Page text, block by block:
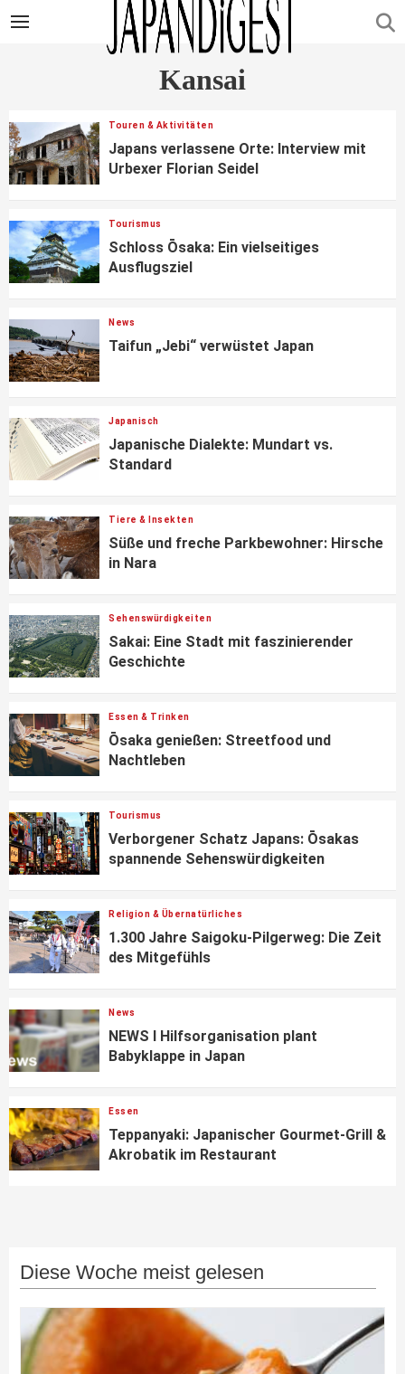
Kansai
Touren & Aktivitäten
Japans verlassene Orte: Interview mit
Urbexer Florian Seidel
Tourismus
Schloss Ōsaka: Ein vielseitiges
Ausflugsziel
News
Taifun „Jebi“ verwüstet Japan
Japanisch
Japanische Dialekte: Mundart vs.
Standard
Tiere & Insekten
Süße und freche Parkbewohner: Hirsche
in Nara
Sehenswürdigkeiten
Sakai: Eine Stadt mit faszinierender
Geschichte
Essen & Trinken
Ōsaka genießen: Streetfood und
Nachtleben
Tourismus
Verborgener Schatz Japans: Ōsakas
spannende Sehenswürdigkeiten
Religion & Übernatürliches
1.300 Jahre Saigoku-Pilgerweg: Die Zeit
des Mitgefühls
News
NEWS I Hilfsorganisation plant
Babyklappe in Japan
Essen
Teppanyaki: Japanischer Gourmet-Grill &
Akrobatik im Restaurant
Diese Woche meist gelesen